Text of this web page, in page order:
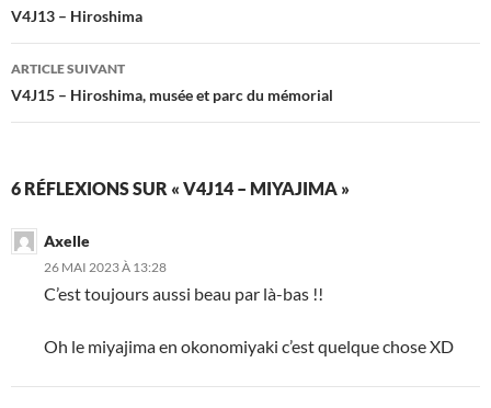
des
articles
V4J13 – Hiroshima
ARTICLE SUIVANT
V4J15 – Hiroshima, musée et parc du mémorial
6 RÉFLEXIONS SUR « V4J14 – MIYAJIMA »
Axelle
26 MAI 2023 À 13:28
C’est toujours aussi beau par là-bas !!
Oh le miyajima en okonomiyaki c’est quelque chose XD